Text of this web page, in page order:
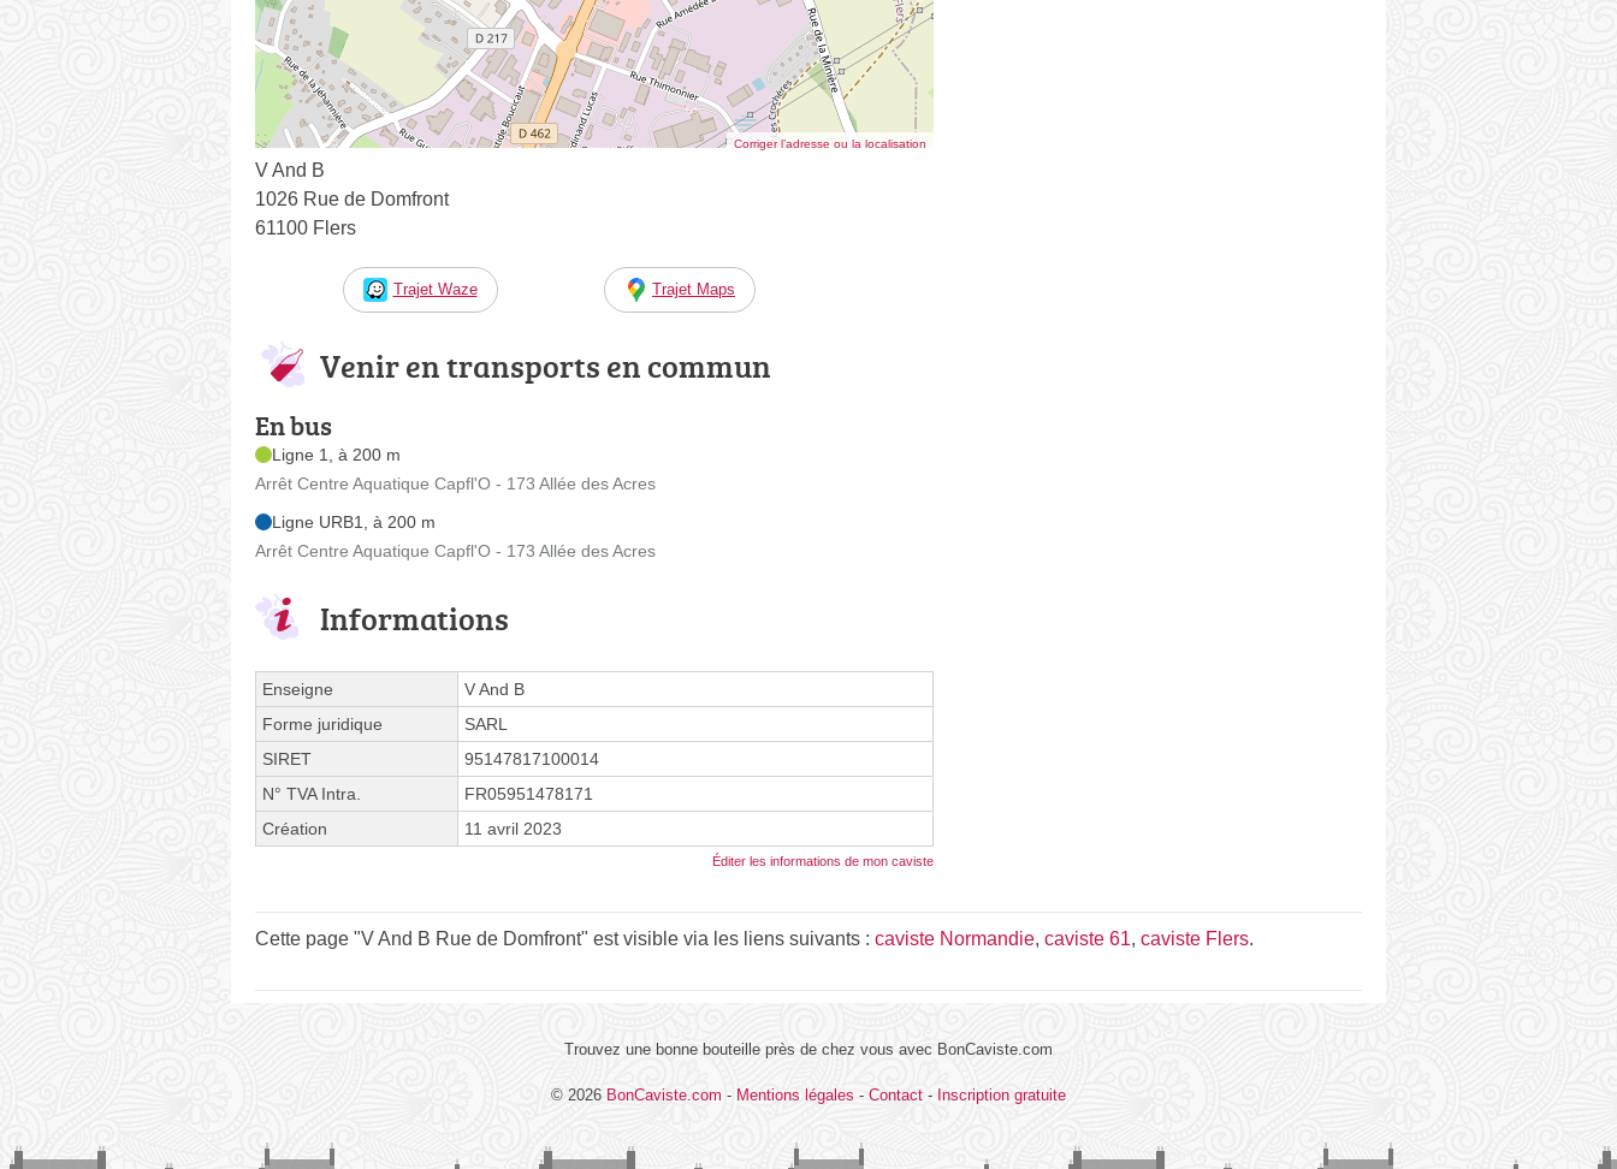
Corriger l’adresse ou la localisation
V And B
1026 Rue de Domfront
61100 Flers
Trajet Waze Trajet Maps
Venir en transports en commun
En bus
Ligne 1, à 200 m
Arrêt Centre Aquatique Capfl'O - 173 Allée des Acres
Ligne URB1, à 200 m
Arrêt Centre Aquatique Capfl'O - 173 Allée des Acres
Informations
Enseigne
V And B
Forme juridique
SARL
SIRET
95147817100014
N° TVA Intra.
FR05951478171
Création
11 avril 2023
Éditer les informations de mon caviste
Cette page "V And B Rue de Domfront" est visible via les liens suivants : caviste Normandie, caviste 61, caviste Flers.
Trouvez une bonne bouteille près de chez vous avec BonCaviste.com
© 2026 BonCaviste.com - Mentions légales - Contact - Inscription gratuite